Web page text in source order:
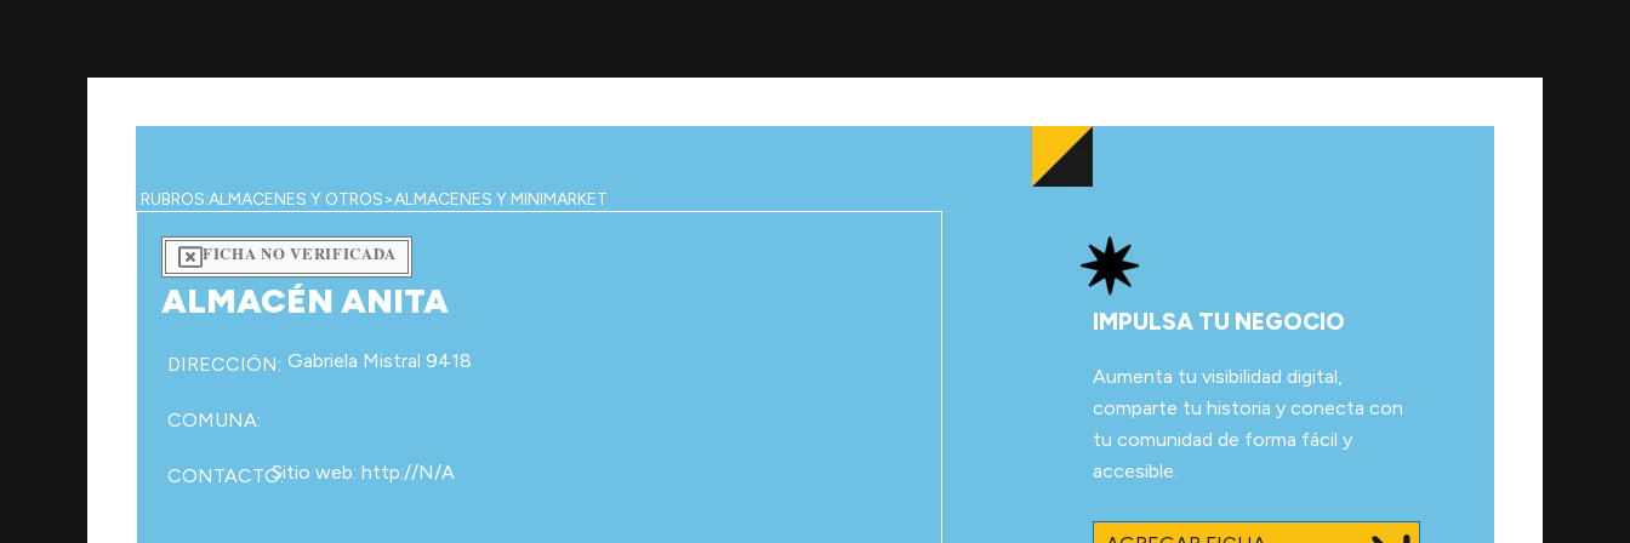
contenido
RUBROS:ALMACENES Y OTROS>ALMACENES Y MINIMARKET
FICHA NO VERIFICADA
ALMACÉN ANITA
DIRECCIÓN: Gabriela Mistral 9418
COMUNA:
CONTACTO:Sitio web: http://N/A
IMPULSA TU NEGOCIO
Aumenta tu visibilidad digital,
comparte tu historia y conecta con
tu comunidad de forma fácil y
accesible.